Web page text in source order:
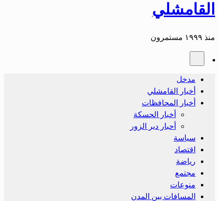
القامشلي
منذ ١٩٩٩ مستمرون
مدخل
أخبار القامشلي
أخبار المحافظات
أخبار الحسكة
أحبار دير الزور
سياسة
اقتصاد
رياضة
مجتمع
منوعات
المسافات بين المدن